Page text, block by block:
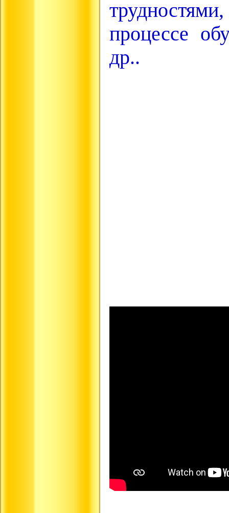
процессе
др..